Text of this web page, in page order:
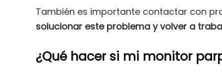
También es importante contactar con
solucionar este problema y volver a
¿Qué hacer si mi monitor